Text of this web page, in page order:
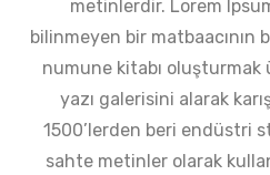
metinlerdir. Lorem
bilinmeyen bir matbaacının
numune kitabı oluşturmak
yazı galerisini alarak
1500’lerden beri endüstri
sahte metinler olarak